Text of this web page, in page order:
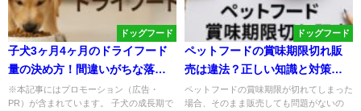
ドッグフード
子犬3ヶ月4ヶ月のドライフード
量の決め方！間違いがちな落と
し穴
※本記事にはプロモーション（広告・
PR）が含まれています。 子犬の成長期で
ドッグフード
ペットフードの賞味期限切れ販
売は違法？正しい知識と対策を
解説
ペットフードの賞味期限が切れてしまった
場合、そのまま販売しても問題がないの